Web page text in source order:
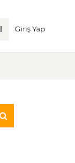
Giriş Yap